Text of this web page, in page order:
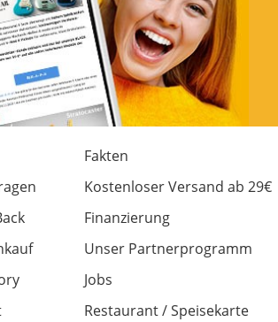
Fakten
Kostenloser Versand ab 29€
Finanzierung
Unser Partnerprogramm
Jobs
Restaurant / Speisekarte